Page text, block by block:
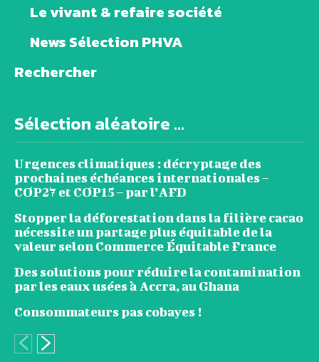
Le vivant & refaire société
News Sélection PHVA
Rechercher
Sélection aléatoire ...
Urgences climatiques : décryptage des
prochaines échéances internationales –
COP27 et COP15 – par l’AFD
Stopper la déforestation dans la filière cacao
nécessite un partage plus équitable de la
valeur selon Commerce Équitable France
Des solutions pour réduire la contamination
par les eaux usées à Accra, au Ghana
Consommateurs pas cobayes !